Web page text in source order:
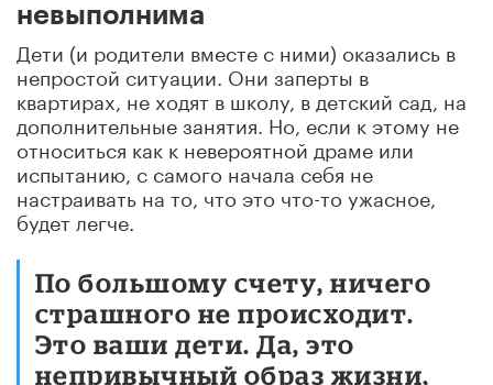
невыполнима
Дети (и родители вместе с ними) оказались в
непростой ситуации. Они заперты в
квартирах, не ходят в школу, в детский сад, на
дополнительные занятия. Но, если к этому не
относиться как к невероятной драме или
испытанию, с самого начала себя не
настраивать на то, что это что-то ужасное,
будет легче.
По большому счету, ничего
страшного не происходит.
Это ваши дети. Да, это
непривычный образ жизни,